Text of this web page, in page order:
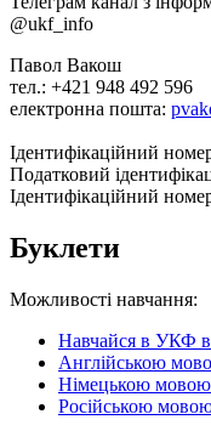
@ukf_info
Павол Вакош
тел.: +421 948 492 596
електронна пошта:
Ідентифікаційний
Податковий
Ідентифікаційний
Буклети
Можливості навчання:
Hавчайся в УКФ
Англійською
Німецькою мовою
Російською